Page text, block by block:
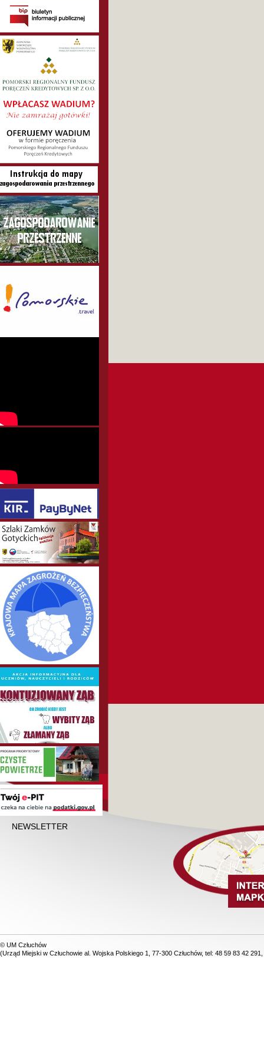
NEWSLETTER
© UM Człuchów
(Urząd Miejski w Człuchowie al. Wojska Polskiego 1, 77-300 Człuchów, tel: 48 59 83 42